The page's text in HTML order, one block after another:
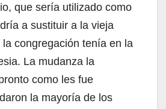
que sería utilizado como
a sustituir a la vieja
congregación tenía en la
La mudanza la
como les fue
la mayoría de los